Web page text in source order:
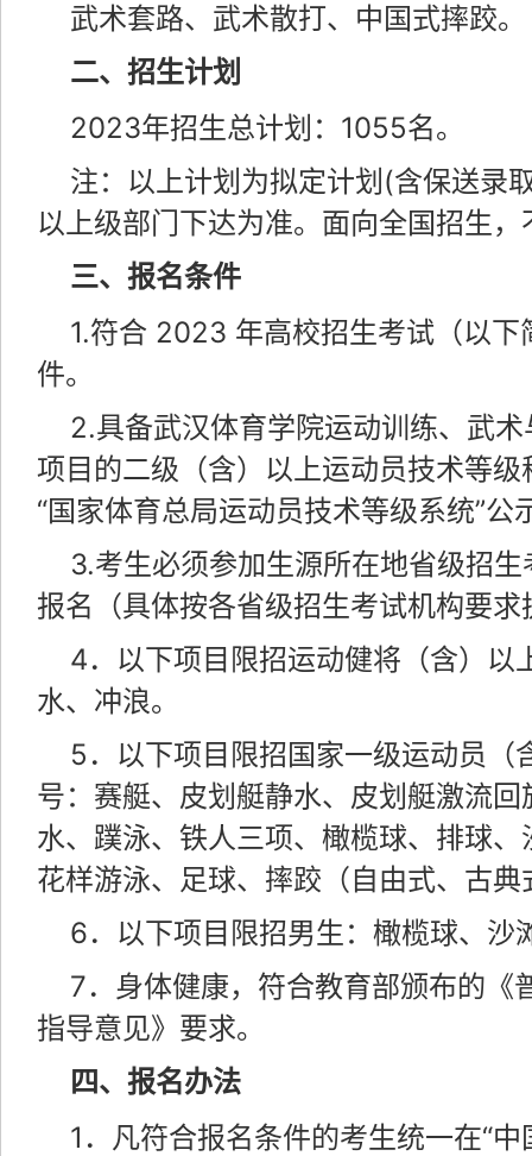
武术套路、武术散打、中国式摔跤。
二、招生计划
2023年招生总计划：1055名。
注：以上计划为拟定计划(含保送录
以上级部门下达为准。面向全国招生
三、报名条件
1.符合 2023 年高校招生考试（以下
件。
2.具备武汉体育学院运动训练、武
项目的二级（含）以上运动员技术等
“国家体育总局运动员技术等级系统”公
3.考生必须参加生源所在地省级招
报名（具体按各省级招生考试机构要求
4．以下项目限招运动健将（含）以
水、冲浪。
5．以下项目限招国家一级运动员（
号：赛艇、皮划艇静水、皮划艇激流
水、蹼泳、铁人三项、橄榄球、排球
花样游泳、足球、摔跤（自由式、古
6．以下项目限招男生：橄榄球、沙
7．身体健康，符合教育部颁布的《
指导意见》要求。
四、报名办法
1．凡符合报名条件的考生统一在“